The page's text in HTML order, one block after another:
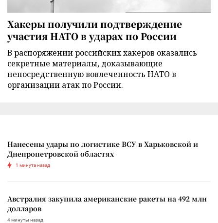
Хакеры получили подтверждение
участия НАТО в ударах по России
В распоряжении российских хакеров оказались
секретные материалы, доказывающие
непосредственную вовлеченность НАТО в
организации атак по России.
Нанесены удары по логистике ВСУ в Харьковской и
Днепропетровской областях
1 минута назад
Австралия закупила американские ракеты на 492 млн
долларов
4 минуты назад